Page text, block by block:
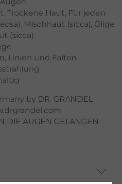
Augen
, Trockene Haut, Für jeden
, Mischhaut (sicca), Ölige
(sicca)
, Linien und Falten
by DR. GRANDEL
DIE AUGEN GELANGEN